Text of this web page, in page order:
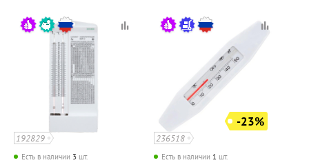
192829
Есть в наличии 3 шт.
-23%
236518
Есть в наличии 1 шт.